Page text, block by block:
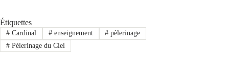
Étiquettes
#Cardinal #enseignement # pèlerinage
#Pèlerinage du Ciel